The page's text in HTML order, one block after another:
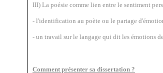
III) La poésie comme lien entre le sentiment
- l'identification au poète ou le partage
- un travail sur le langage qui dit les émotions
Comment présenter sa dissertation ?